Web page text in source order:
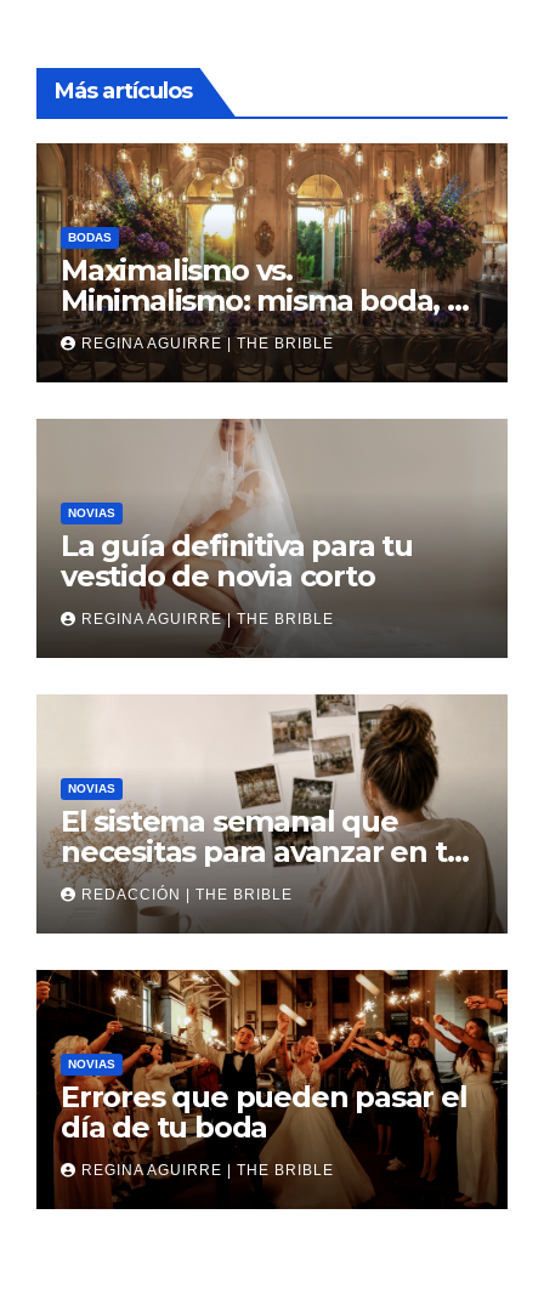
Más artículos
BODAS
Maximalismo vs.
Minimalismo: misma boda, al
revés
REGINA AGUIRRE | THE BRIBLE
NOVIAS
La guía definitiva para tu
vestido de novia corto
REGINA AGUIRRE | THE BRIBLE
NOVIAS
El sistema semanal que
necesitas para avanzar en tu
boda
REDACCIÓN | THE BRIBLE
NOVIAS
Errores que pueden pasar el
día de tu boda
REGINA AGUIRRE | THE BRIBLE